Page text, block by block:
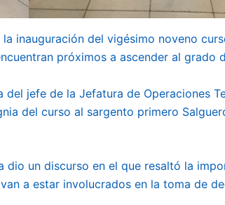
inauguración del vigésimo noveno
próximos a ascender al grado
jefe de la Jefatura de Operaciones
del curso al sargento primero
dio un discurso en el que resaltó la
a estar involucrados en la toma de